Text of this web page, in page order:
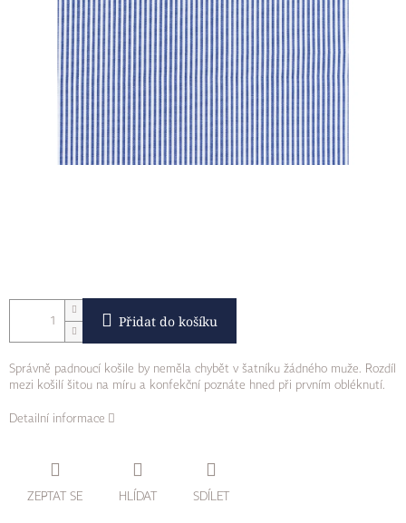
Přidat do košíku
Správně padnoucí košile by neměla chybět v šatníku žádného muže. Rozdíl
mezi košilí šitou na míru a konfekční poznáte hned při prvním obléknutí.
Detailní informace
ZEPTAT SE HLÍDAT SDÍLET